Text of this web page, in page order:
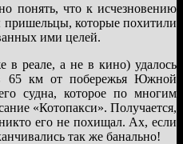
понять, что к исчезновению
пришельцы, которые похитили
ими целей.
в реале, а не в кино) удалось
65 км от побережья Южной
судна, которое по многим
«Котопакси». Получается,
его не похищал. Ах, если
так же банально!